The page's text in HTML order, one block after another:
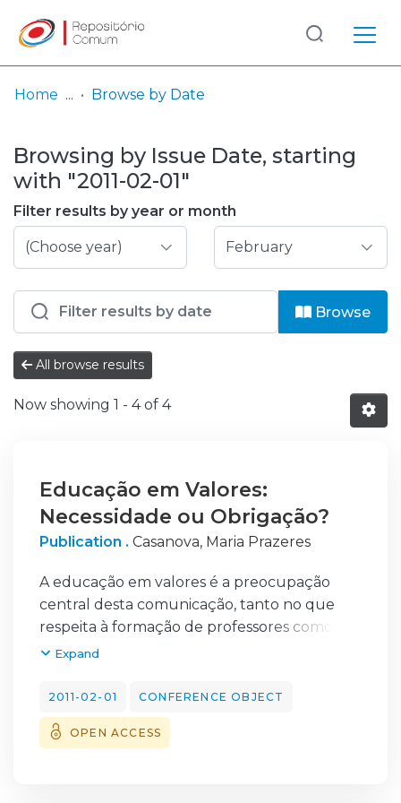
& Collections
Browse repository
Entities
Log
In
(current)
Home Browse by Date
Browsing by Issue Date, starting
with "2011-02-01"
Filter results by year or month
Browse
All browse results
Now showing 1 - 4 of 4
Educação em Valores:
Necessidade ou Obrigação?
Publication . Casanova, Maria Prazeres
A educação em valores é a preocupação
central desta comunicação, tanto no que
respeita à formação de professores como no
que concerne ao desenvolvimento dos
professores possuírem skills referentes a
matérias da especialidade do seu grupo de
docência mas aponta também para a
Expand
2011-02-01 CONFERENCE OBJECT
OPEN ACCESS